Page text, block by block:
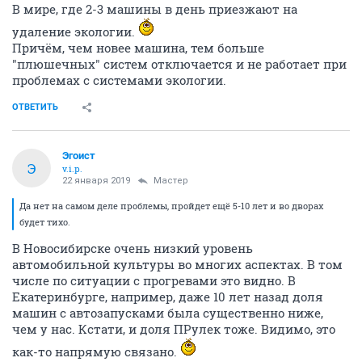
В мире, где 2-3 машины в день приезжают на
удаление экологии.
Причём, чем новее машина, тем больше
"плюшечных" систем отключается и не работает при
проблемах с системами экологии.
ОТВЕТИТЬ
Э
Эгоист
v.i.p.
22 января 2019 Мастер
Да нет на самом деле проблемы, пройдет ещё 5-10 лет и во дворах
будет тихо.
В Новосибирске очень низкий уровень
автомобильной культуры во многих аспектах. В том
числе по ситуации с прогревами это видно. В
Екатеринбурге, например, даже 10 лет назад доля
машин с автозапусками была существенно ниже,
чем у нас. Кстати, и доля ПРулек тоже. Видимо, это
как-то напрямую связано.